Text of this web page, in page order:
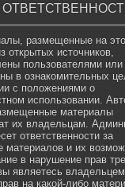
размещенные на
открытых источников,
пользователями или
в ознакомительных
с положениями о
использовании.
материалы
их владельцам.
ответственности за
материалов и их
в нарушение прав
являетесь владельцем
на какой-либо